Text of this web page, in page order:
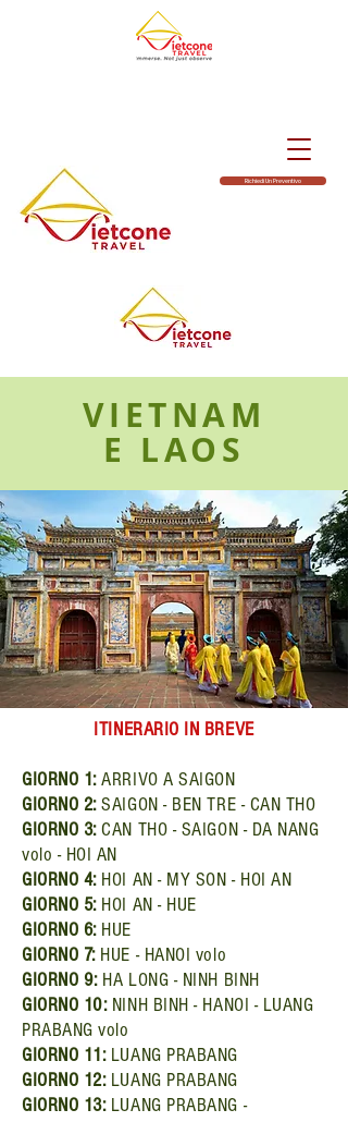
Richiedi Un Preventivo
VIETNAM
E LAOS
ITINERARIO IN BREVE
GIORNO 1:ARRIVO ASAIGON
GIORNO 2:SAIGON - BEN TRE - CAN THO
GIORNO 3:CAN THO - SAIGON - DA NANG
volo - HOI AN
GIORNO 4: HOI AN - MY SON - HOI AN
GIORNO 5: HOI AN - HUE
GIORNO 6: HUE
GIORNO 7:HUE - HANOI volo
GIORNO 9:HA LONG - NINH BINH
GIORNO 10: NINH BINH - HANOI - LUANG
PRABANG volo
GIORNO 11:LUANG PRABANG
GIORNO 12:LUANG PRABANG
GIORNO 13: LUANG PRABANG -